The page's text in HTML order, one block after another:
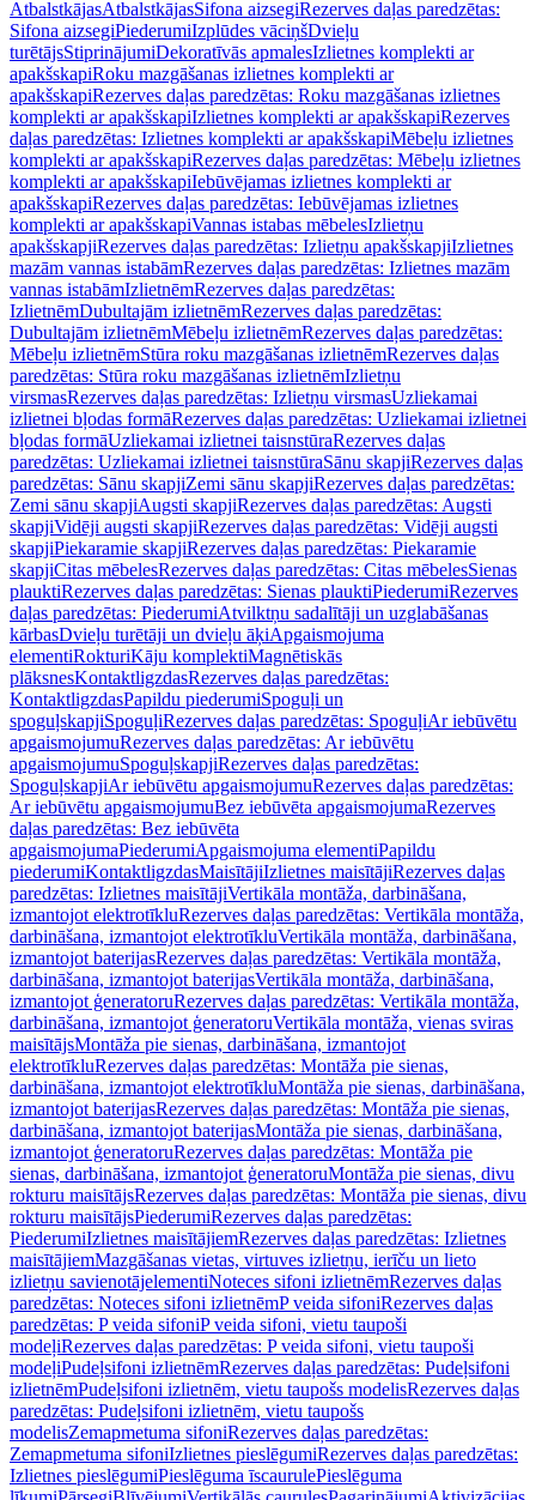
AtbalstkājasAtbalstkājasSifona aizsegiRezerves daļas paredzētas:
Sifona aizsegiPiederumiIzplūdes vāciņšDvieļu
turētājsStiprinājumiDekoratīvās apmalesIzlietnes komplekti ar
apakšskapiRoku mazgāšanas izlietnes komplekti ar
apakšskapiRezerves daļas paredzētas: Roku mazgāšanas izlietnes
komplekti ar apakšskapiIzlietnes komplekti ar apakšskapiRezerves
daļas paredzētas: Izlietnes komplekti ar apakšskapiMēbeļu izlietnes
komplekti ar apakšskapiRezerves daļas paredzētas: Mēbeļu izlietnes
komplekti ar apakšskapiIebūvējamas izlietnes komplekti ar
apakšskapiRezerves daļas paredzētas: Iebūvējamas izlietnes
komplekti ar apakšskapiVannas istabas mēbelesIzlietņu
apakšskapjiRezerves daļas paredzētas: Izlietņu apakšskapjiIzlietnes
mazām vannas istabāmRezerves daļas paredzētas: Izlietnes mazām
vannas istabāmIzlietnēmRezerves daļas paredzētas:
IzlietnēmDubultajām izlietnēmRezerves daļas paredzētas:
Dubultajām izlietnēmMēbeļu izlietnēmRezerves daļas paredzētas:
Mēbeļu izlietnēmStūra roku mazgāšanas izlietnēmRezerves daļas
paredzētas: Stūra roku mazgāšanas izlietnēmIzlietņu
virsmasRezerves daļas paredzētas: Izlietņu virsmasUzliekamai
izlietnei bļodas formāRezerves daļas paredzētas: Uzliekamai izlietnei
bļodas formāUzliekamai izlietnei taisnstūraRezerves daļas
paredzētas: Uzliekamai izlietnei taisnstūraSānu skapjiRezerves daļas
paredzētas: Sānu skapjiZemi sānu skapjiRezerves daļas paredzētas:
Zemi sānu skapjiAugsti skapjiRezerves daļas paredzētas: Augsti
skapjiVidēji augsti skapjiRezerves daļas paredzētas: Vidēji augsti
skapjiPiekaramie skapjiRezerves daļas paredzētas: Piekaramie
skapjiCitas mēbelesRezerves daļas paredzētas: Citas mēbelesSienas
plauktiRezerves daļas paredzētas: Sienas plauktiPiederumiRezerves
daļas paredzētas: PiederumiAtvilktņu sadalītāji un uzglabāšanas
kārbasDvieļu turētāji un dvieļu āķiApgaismojuma
elementiRokturiKāju komplektiMagnētiskās
plāksnesKontaktligzdasRezerves daļas paredzētas:
KontaktligzdasPapildu piederumiSpoguļi un
spoguļskapjiSpoguļiRezerves daļas paredzētas: SpoguļiAr iebūvētu
apgaismojumuRezerves daļas paredzētas: Ar iebūvētu
apgaismojumuSpoguļskapjiRezerves daļas paredzētas:
SpoguļskapjiAr iebūvētu apgaismojumuRezerves daļas paredzētas:
Ar iebūvētu apgaismojumuBez iebūvēta apgaismojumaRezerves
daļas paredzētas: Bez iebūvēta
apgaismojumaPiederumiApgaismojuma elementiPapildu
piederumiKontaktligzdasMaisītājiIzlietnes maisītājiRezerves daļas
paredzētas: Izlietnes maisītājiVertikāla montāža, darbināšana,
izmantojot elektrotīkluRezerves daļas paredzētas: Vertikāla montāža,
darbināšana, izmantojot elektrotīkluVertikāla montāža, darbināšana,
izmantojot baterijasRezerves daļas paredzētas: Vertikāla montāža,
darbināšana, izmantojot baterijasVertikāla montāža, darbināšana,
izmantojot ģeneratoruRezerves daļas paredzētas: Vertikāla montāža,
darbināšana, izmantojot ģeneratoruVertikāla montāža, vienas sviras
maisītājsMontāža pie sienas, darbināšana, izmantojot
elektrotīkluRezerves daļas paredzētas: Montāža pie sienas,
darbināšana, izmantojot elektrotīkluMontāža pie sienas, darbināšana,
izmantojot baterijasRezerves daļas paredzētas: Montāža pie sienas,
darbināšana, izmantojot baterijasMontāža pie sienas, darbināšana,
izmantojot ģeneratoruRezerves daļas paredzētas: Montāža pie
sienas, darbināšana, izmantojot ģeneratoruMontāža pie sienas, divu
rokturu maisītājsRezerves daļas paredzētas: Montāža pie sienas, divu
rokturu maisītājsPiederumiRezerves daļas paredzētas:
PiederumiIzlietnes maisītājiemRezerves daļas paredzētas: Izlietnes
maisītājiemMazgāšanas vietas, virtuves izlietņu, ierīču un lieto
izlietņu savienotājelementiNoteces sifoni izlietnēmRezerves daļas
paredzētas: Noteces sifoni izlietnēmP veida sifoniRezerves daļas
paredzētas: P veida sifoniP veida sifoni, vietu taupoši
modeļiRezerves daļas paredzētas: P veida sifoni, vietu taupoši
modeļiPudeļsifoni izlietnēmRezerves daļas paredzētas: Pudeļsifoni
izlietnēmPudeļsifoni izlietnēm, vietu taupošs modelisRezerves daļas
paredzētas: Pudeļsifoni izlietnēm, vietu taupošs
modelisZemapmetuma sifoniRezerves daļas paredzētas:
Zemapmetuma sifoniIzlietnes pieslēgumiRezerves daļas paredzētas:
Izlietnes pieslēgumiPieslēguma īscaurulePieslēguma